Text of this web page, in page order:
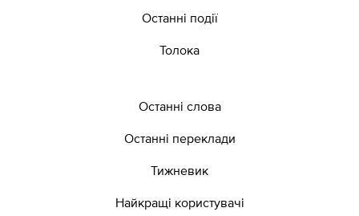
Останні події
Толока
Останні слова
Останні переклади
Тижневик
Найкращі користувачі